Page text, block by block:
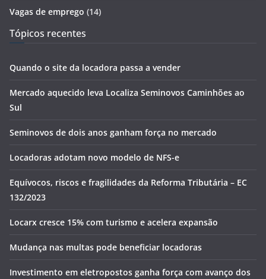
Vagas de emprego (14)
Tópicos recentes
Quando o site da locadora passa a vender
Mercado aquecido leva Localiza Seminovos Caminhões ao
Sul
Seminovos de dois anos ganham força no mercado
Locadoras adotam novo modelo de NFS-e
Equívocos, riscos e fragilidades da Reforma Tributária – EC
132/2023
Locarx cresce 15% com turismo e acelera expansão
Mudança nas multas pode beneficiar locadoras
Investimento em eletropostos ganha força com avanço dos